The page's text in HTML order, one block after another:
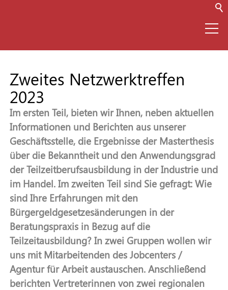
Netzwerk
Teilzeitausbildung
(TZA)
Infos zur TZA
Für Unternehmen
Pflege TZA
Zweites Netzwerktreffen
2023
Im ersten Teil, bieten wir Ihnen, neben aktuellen
Informationen und Berichten aus unserer
Geschäftsstelle, die Ergebnisse der Masterthesis
über die Bekanntheit und den Anwendungsgrad
der Teilzeitberufsausbildung in der Industrie und
im Handel. Im zweiten Teil sind Sie gefragt: Wie
sind Ihre Erfahrungen mit den
Bürgergeldgesetzesänderungen in der
Beratungspraxis in Bezug auf die
Teilzeitausbildung? In zwei Gruppen wollen wir
uns mit Mitarbeitenden des Jobcenters /
Agentur für Arbeit austauschen. Anschließend
berichten Vertreterinnen von zwei regionalen